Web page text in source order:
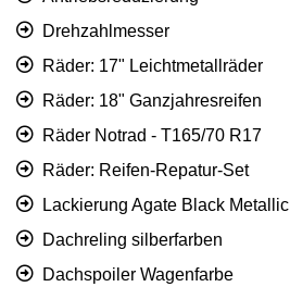
Drehzahlmesser
Räder: 17" Leichtmetallräder
Räder: 18" Ganzjahresreifen
Räder Notrad - T165/70 R17
Räder: Reifen-Repatur-Set
Lackierung Agate Black Metallic
Dachreling silberfarben
Dachspoiler Wagenfarbe